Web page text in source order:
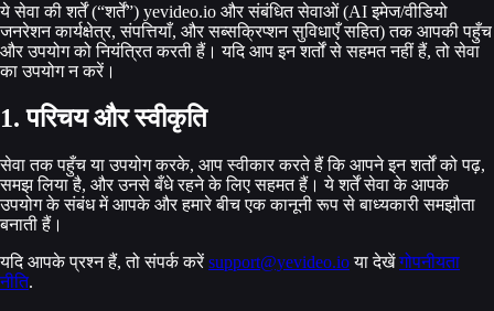
ये सेवा की शर्तें (“शर्तें”) yevideo.io और संबंधित सेवाओं (AI इमेज/वीडियो
जनरेशन कार्यक्षेत्र, संपत्तियाँ, और सब्सक्रिप्शन सुविधाएँ सहित) तक आपकी पहुँच
और उपयोग को नियंत्रित करती हैं। यदि आप इन शर्तों से सहमत नहीं हैं, तो सेवा
का उपयोग न करें।
1. परिचय और स्वीकृति
सेवा तक पहुँच या उपयोग करके, आप स्वीकार करते हैं कि आपने इन शर्तों को पढ़,
समझ लिया है, और उनसे बँधे रहने के लिए सहमत हैं। ये शर्तें सेवा के आपके
उपयोग के संबंध में आपके और हमारे बीच एक कानूनी रूप से बाध्यकारी समझौता
बनाती हैं।
यदि आपके प्रश्न हैं, तो संपर्क करें support@yevideo.ioया देखेंगोपनीयता
नीति.